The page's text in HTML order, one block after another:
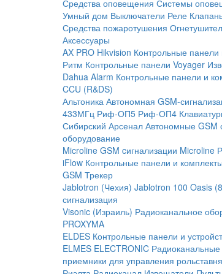
Средства оповещения Системы
Умный дом Выключатели Реле
Средства пожаротушения
Аксессуары
AX PRO Hikvision Контрольные панели
Ритм Контрольные панели Voyager
Dahua Alarm Контрольные панели и
CCU (R&DS)
Альтоника Автономная GSM-
433МГц Риф-ОП5 Риф-ОП4
Сибирский Арсенал Автономные GSM
оборудование
Microline GSM cигнализации Microline
iFlow Контрольные панели и комплекты
GSM Трекер
Jablotron (Чехия) Jablotron 100 Oasis
сигнализация
Visonic (Израиль) Радиоканальное
PROXYMA
ELDES Контрольные панели и
ELMES ELECTRONIC
приемники для управления